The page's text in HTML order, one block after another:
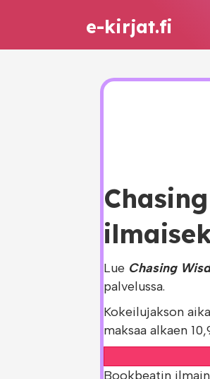
e-kirjat.fi
Lue Chasing
palvelussa.
Kokeilujakson
maksaa alkaen
Bookbeatin